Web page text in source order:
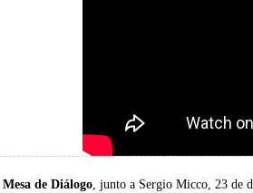
Mesa de Diálogo, junto a Sergio Micco, 23 de